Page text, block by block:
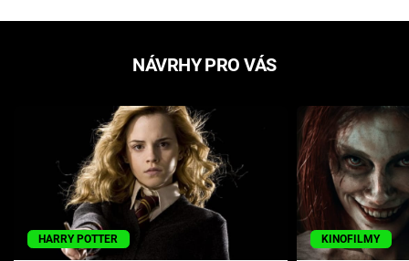
NÁVRHY PRO VÁS
HARRY POTTER KINOFILMY